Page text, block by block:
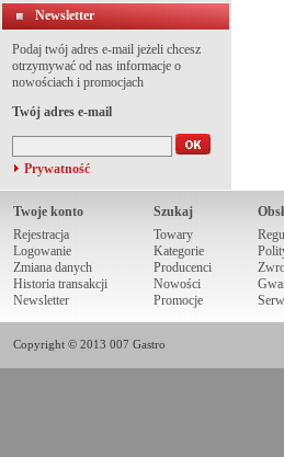
Newsletter
Podaj twój adres e-mail jeżeli chcesz
otrzymywać od nas informacje o
nowościach i promocjach
Twój adres e-mail
Prywatność
Twoje konto
Rejestracja
Logowanie
Zmiana danych
Historia transakcji
Newsletter
Szukaj
Towary
Kategorie
Producenci
Nowości
Promocje
Copyright © 2013 007 Gastro